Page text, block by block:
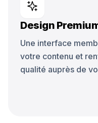
Design
Une interface
votre contenu et
qualité auprès de